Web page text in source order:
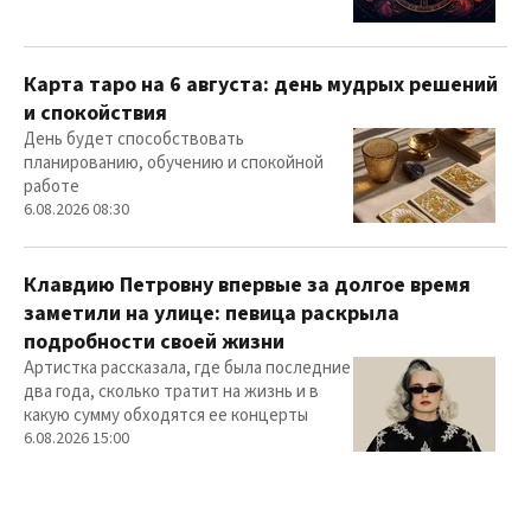
Карта таро на 6 августа: день мудрых решений
и спокойствия
День будет способствовать
планированию, обучению и спокойной
работе
6.08.2026 08:30
Клавдию Петровну впервые за долгое время
заметили на улице: певица раскрыла
подробности своей жизни
Артистка рассказала, где была последние
два года, сколько тратит на жизнь и в
какую сумму обходятся ее концерты
6.08.2026 15:00